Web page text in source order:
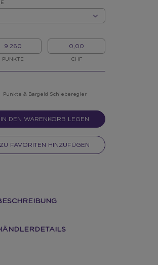
PUNKTE
MEIN
BARGELD
CHF
Punkte & Bargeld Schieberegler
IN DEN WARENKORB LEGEN
ZU FAVORITEN HINZUFÜGEN